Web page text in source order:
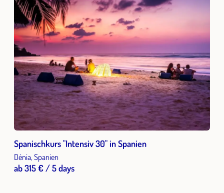
Spanischkurs "Intensiv 30" in Spanien
Dénia, Spanien
ab 315 € / 5 days